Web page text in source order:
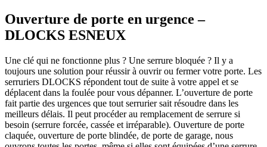
Ouverture de porte en urgence –
DLOCKS ESNEUX
Une clé qui ne fonctionne plus ? Une serrure bloquée ? Il y a
toujours une solution pour réussir à ouvrir ou fermer votre porte. Les
serruriers DLOCKS répondent tout de suite à votre appel et se
déplacent dans la foulée pour vous dépanner. L’ouverture de porte
fait partie des urgences que tout serrurier sait résoudre dans les
meilleurs délais. Il peut procéder au remplacement de serrure si
besoin (serrure forcée, cassée et irréparable). Ouverture de porte
claquée, ouverture de porte blindée, de porte de garage, nous